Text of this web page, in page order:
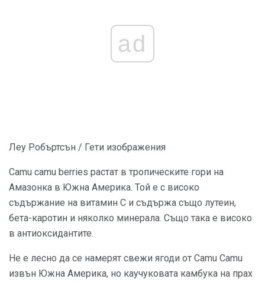
ad
Леу Робъртсън / Гети изображения
Camu camu berries растат в тропическите гори на
Амазонка в Южна Америка. Той е с високо
съдържание на витамин С и съдържа също лутеин,
бета-каротин и няколко минерала. Също така е високо
в антиоксидантите.
Не е лесно да се намерят свежи ягоди от Camu Camu
извън Южна Америка, но каучуковата камбука на прах